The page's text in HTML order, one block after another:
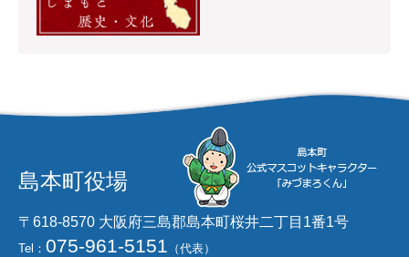
島本町役場
〒618-8570 大阪府三島郡島本町桜井二丁目1番1号
Tel： 075-961-5151 （代表）